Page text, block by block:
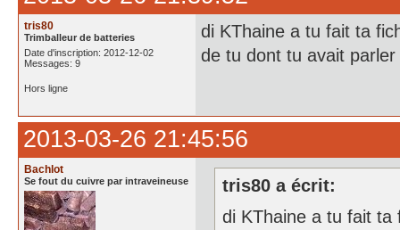
tris80
Trimballeur de batteries
Date d'inscription: 2012-12-02
Messages: 9
di KThaine a tu fait ta
de tu dont tu avait
Hors ligne
2013-03-26 21:45:56
Bachlot
Se fout du cuivre par intraveineuse
tris80 a écrit:
di KThaine a tu fait ta